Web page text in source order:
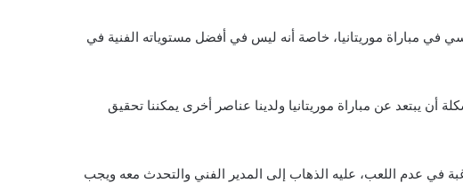
في مباراة موريتانيا، خاصة أنه ليس في أفضل مستوياته الفنية في
يبتعد عن مباراة موريتانيا ولدينا عناصر أخرى يمكننا تحقيق
عدم اللعب، عليه الذهاب إلى المدير الفني والتحدث معه ويجب